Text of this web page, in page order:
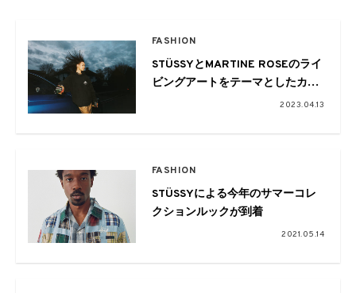
FASHION
STÜSSYとMARTINE ROSEのライ
ビングアートをテーマとしたカプ
2023.04.13
FASHION
STÜSSYによる今年のサマーコレ
クションルックが到着
2021.05.14